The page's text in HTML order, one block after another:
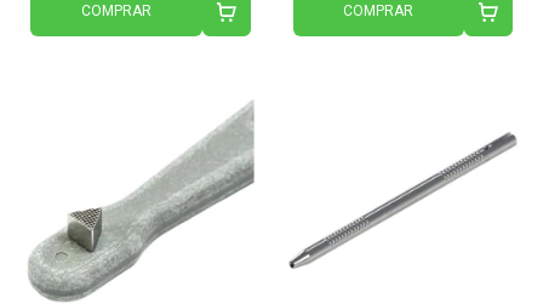
COMPRAR COMPRAR